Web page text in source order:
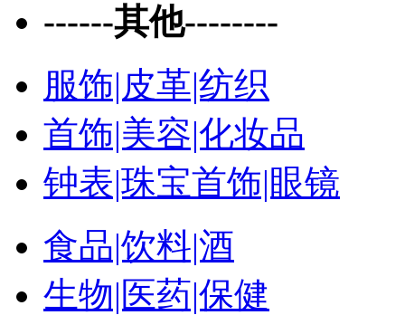
------其他--------
服饰|皮革|纺织
首饰|美容|化妆品
钟表|珠宝首饰|眼镜
食品|饮料|酒
生物|医药|保健